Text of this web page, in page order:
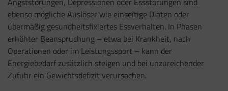
ebenso mögliche Auslöser wie einseitige Diäten oder
übermäßig gesundheitsfixiertes Essverhalten. In Phasen
erhöhter Beanspruchung – etwa bei Krankheit, nach
Operationen oder im Leistungssport – kann der
Energiebedarf zusätzlich steigen und bei unzureichender
Zufuhr ein Gewichtsdefizit verursachen.